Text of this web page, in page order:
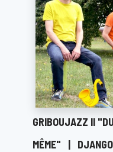
GRIBOUJAZZ II
MÊME"
|